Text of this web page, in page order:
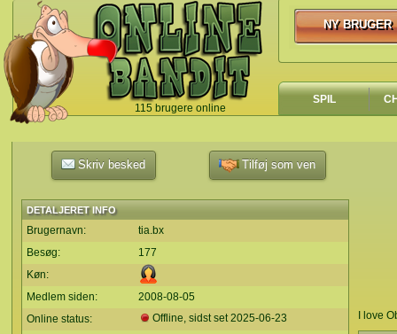
115 brugere online
`
NY BRUGER
NY BRUGER
SPIL
Skriv besked Tilføj som ven
DETALJERET INFO
Brugernavn:
tia.bx
Besøg:
177
Køn:
Medlem siden:
2008-08-05
Online status:
Offline, sidst set2025-06-23
I love